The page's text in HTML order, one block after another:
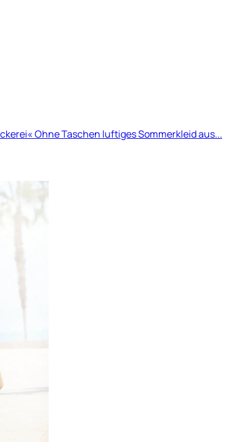
Ohne Taschen luftiges Sommerkleid aus...